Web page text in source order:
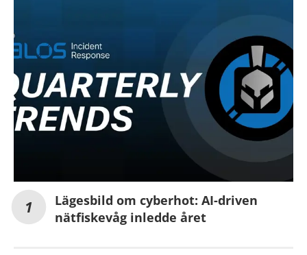
Lägesbild om cyberhot: AI-driven
nätfiskevåg inledde året